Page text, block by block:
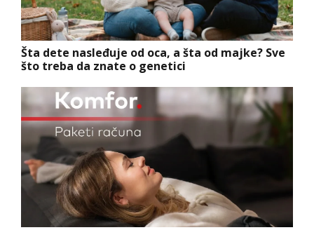
Šta dete nasleđuje od oca, a šta od majke? Sve
što treba da znate o genetici